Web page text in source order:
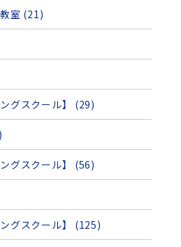
室 (21)
グスクール】 (29)
グスクール】 (56)
グスクール】 (125)